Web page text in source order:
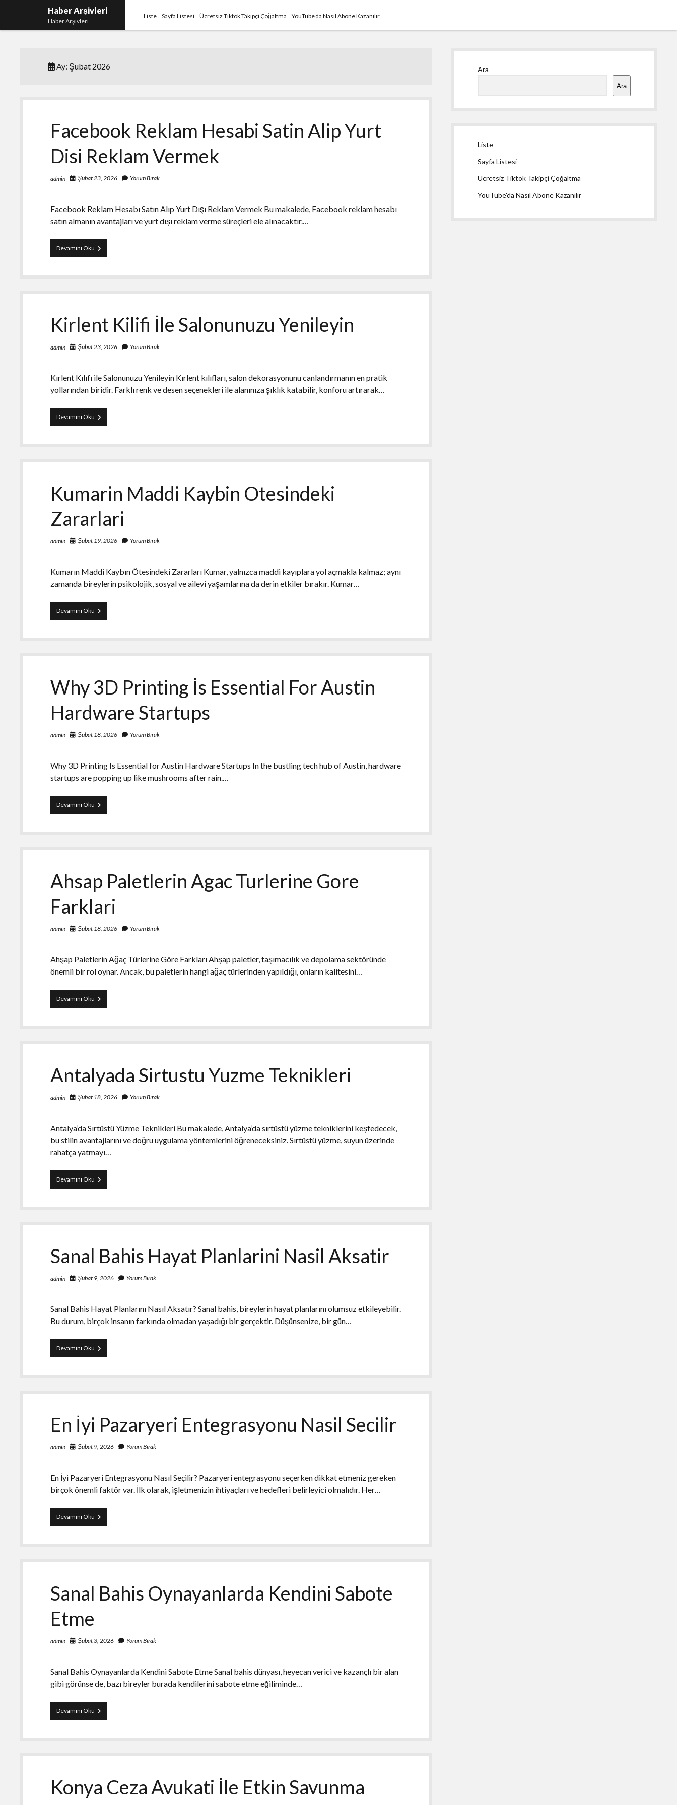
Haber Arşivleri
Haber Arşivleri
Liste Sayfa Listesi Ücretsiz Tiktok Takipçi Çoğaltma YouTube’da Nasıl Abone Kazanılır
Ay: Şubat 2026
Facebook Reklam Hesabi Satin Alip Yurt
Disi Reklam Vermek
admin Şubat 23, 2026 Yorum Bırak
Facebook Reklam Hesabı Satın Alıp Yurt Dışı Reklam Vermek Bu makalede, Facebook reklam hesabı
satın almanın avantajları ve yurt dışı reklam verme süreçleri ele alınacaktır.…
Devamını Oku Facebook
Reklam
Satin
Yurt
Vermek
Kirlent Kilifi İle Salonunuzu Yenileyin
admin Şubat 23, 2026 Yorum Bırak
Kırlent Kılıfı ile Salonunuzu Yenileyin Kırlent kılıfları, salon dekorasyonunu canlandırmanın en pratik
yollarından biridir. Farklı renk ve desen seçenekleri ile alanınıza şıklık katabilir, konforu artırarak…
Devamını Oku Kirlent
Kilifi
Salonunuzu
Kumarin Maddi Kaybin Otesindeki
Zararlari
admin Şubat 19, 2026 Yorum Bırak
Kumarın Maddi Kaybın Ötesindeki Zararları Kumar, yalnızca maddi kayıplara yol açmakla kalmaz; aynı
zamanda bireylerin psikolojik, sosyal ve ailevi yaşamlarına da derin etkiler bırakır. Kumar…
Devamını Oku Kumarin
Maddi
Otesindeki
Why 3D Printing İs Essential For Austin
Hardware Startups
admin Şubat 18, 2026 Yorum Bırak
Why 3D Printing Is Essential for Austin Hardware Startups In the bustling tech hub of Austin, hardware
startups are popping up like mushrooms after rain.…
Devamını Oku Why
3D
İs
For
Startups
Ahsap Paletlerin Agac Turlerine Gore
Farklari
admin Şubat 18, 2026 Yorum Bırak
Ahşap Paletlerin Ağaç Türlerine Göre Farkları Ahşap paletler, taşımacılık ve depolama sektöründe
önemli bir rol oynar. Ancak, bu paletlerin hangi ağaç türlerinden yapıldığı, onların kalitesini…
Devamını Oku Ahsap
Paletlerin
Turlerine
Farklari
Antalyada Sirtustu Yuzme Teknikleri
admin Şubat 18, 2026 Yorum Bırak
Antalya’da Sırtüstü Yüzme Teknikleri Bu makalede, Antalya’da sırtüstü yüzme tekniklerini keşfedecek,
bu stilin avantajlarını ve doğru uygulama yöntemlerini öğreneceksiniz. Sırtüstü yüzme, suyun üzerinde
rahatça yatmayı…
Devamını Oku Antalyada
Sirtustu
Teknikleri
Sanal Bahis Hayat Planlarini Nasil Aksatir
admin Şubat 9, 2026 Yorum Bırak
Sanal Bahis Hayat Planlarını Nasıl Aksatır? Sanal bahis, bireylerin hayat planlarını olumsuz etkileyebilir.
Bu durum, birçok insanın farkında olmadan yaşadığı bir gerçektir. Düşünsenize, bir gün…
Devamını Oku Sanal
Bahis
Planlarini
Aksatir
En İyi Pazaryeri Entegrasyonu Nasil Secilir
admin Şubat 9, 2026 Yorum Bırak
En İyi Pazaryeri Entegrasyonu Nasıl Seçilir? Pazaryeri entegrasyonu seçerken dikkat etmeniz gereken
birçok önemli faktör var. İlk olarak, işletmenizin ihtiyaçları ve hedefleri belirleyici olmalıdır. Her…
Devamını Oku En
İyi
Entegrasyonu
Secilir
Sanal Bahis Oynayanlarda Kendini Sabote
Etme
admin Şubat 3, 2026 Yorum Bırak
Sanal Bahis Oynayanlarda Kendini Sabote Etme Sanal bahis dünyası, heyecan verici ve kazançlı bir alan
gibi görünse de, bazı bireyler burada kendilerini sabote etme eğiliminde…
Devamını Oku Sanal
Bahis
Kendini
Etme
Konya Ceza Avukati İle Etkin Savunma
Ara
Ara
Liste
Sayfa Listesi
Ücretsiz Tiktok Takipçi Çoğaltma
YouTube'da Nasıl Abone Kazanılır